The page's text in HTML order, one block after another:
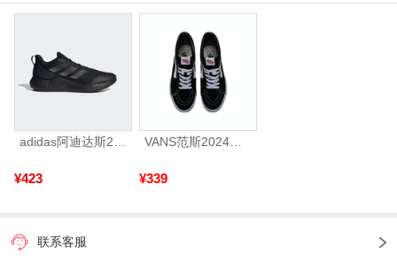
adidas阿迪达斯2025中性edge gamedaySPW FTW-跑步GW2499
¥423
VANS范斯2024中性SK8-HiCL帆布鞋/硫化鞋VN000D5IB8C
¥339
联系客服